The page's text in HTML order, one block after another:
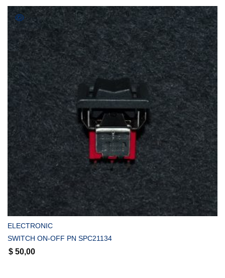
COMPRAR
ELECTRONIC
SWITCH ON-OFF PN SPC21134
$ 50,00